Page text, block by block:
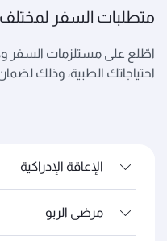
متطلبات السفر لمختلف
اطّلع على مستلزمات السفر
احتياجاتك الطبية، وذلك
الإعاقة الإدراكية
مرضى الربو